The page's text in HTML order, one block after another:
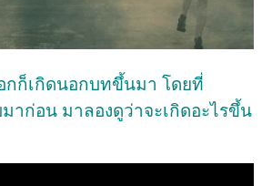
กก็เกิดนอกบทขึ้นมา โดยที่
าก่อน มาลองดูว่าจะเกิดอะไรขึ้น